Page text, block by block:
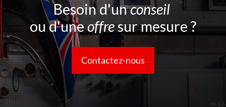
Besoin d'unconseil
ou d'uneoffresur mesure ?
Contactez-nous